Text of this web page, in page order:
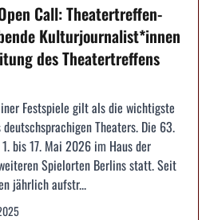
Call: Theatertreffen-
Kulturjournalist*innen
des Theatertreffens
Festspiele gilt als die wichtigste
Theaters. Die 63.
bis 17. Mai 2026 im Haus der
Spielorten Berlins statt. Seit
jährlich aufstr...